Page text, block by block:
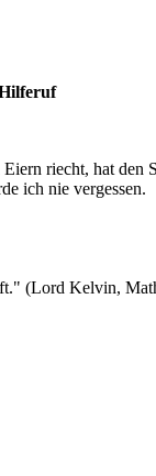
riecht, hat den
ich nie vergessen.
(Lord Kelvin,